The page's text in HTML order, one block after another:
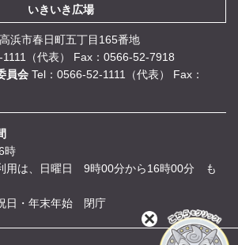
いきいき広場
浜市春日町五丁目165番地
（代表）
Fax：0566-52-7918
員会 Tel：0566-52-1111（代表）
Fax：
時
用は、日曜日 9時00分から16時00分 も
日・年末年始 閉庁
閉